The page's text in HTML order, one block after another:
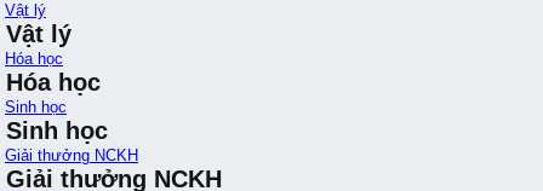
Vật lý
Vật lý
Hóa học
Hóa học
Sinh học
Sinh học
Giải thưởng NCKH
Giải thưởng NCKH